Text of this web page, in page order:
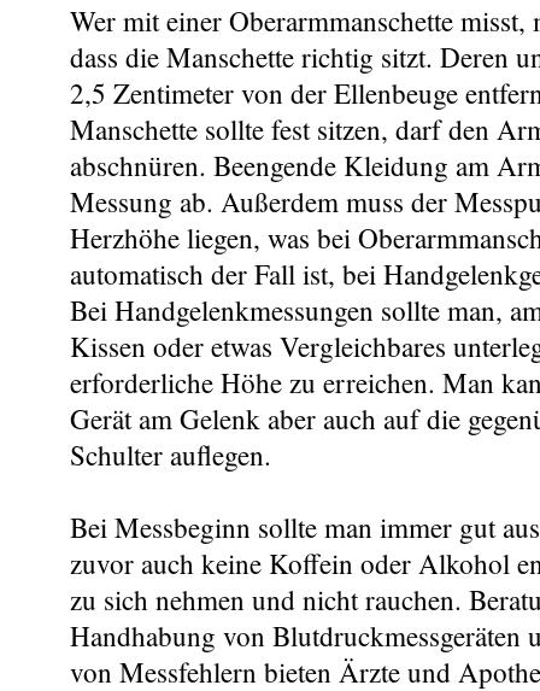
Wer mit einer Oberarmmanschette misst,
dass die Manschette richtig sitzt. Deren
2,5 Zentimeter von der Ellenbeuge
Manschette sollte fest sitzen, darf den
abschnüren. Beengende Kleidung am
Messung ab. Außerdem muss der
Herzhöhe liegen, was bei
automatisch der Fall ist, bei
Bei Handgelenkmessungen sollte man,
Kissen oder etwas Vergleichbares
erforderliche Höhe zu erreichen. Man
Gerät am Gelenk aber auch auf die
Schulter auflegen.
Bei Messbeginn sollte man immer gut
zuvor auch keine Koffein oder Alkohol
zu sich nehmen und nicht rauchen.
Handhabung von Blutdruckmessgeräten
von Messfehlern bieten Ärzte und